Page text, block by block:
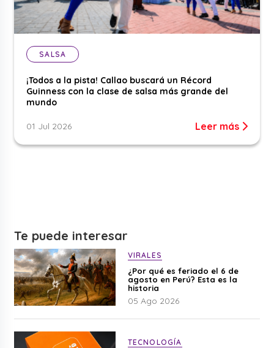
SALSA
¡Todos a la pista! Callao buscará un Récord
Guinness con la clase de salsa más grande del
mundo
01 Jul 2026 Leer más
Te puede interesar
VIRALES
¿Por qué es feriado el 6 de
agosto en Perú? Esta es la
historia
05 Ago 2026
TECNOLOGÍA